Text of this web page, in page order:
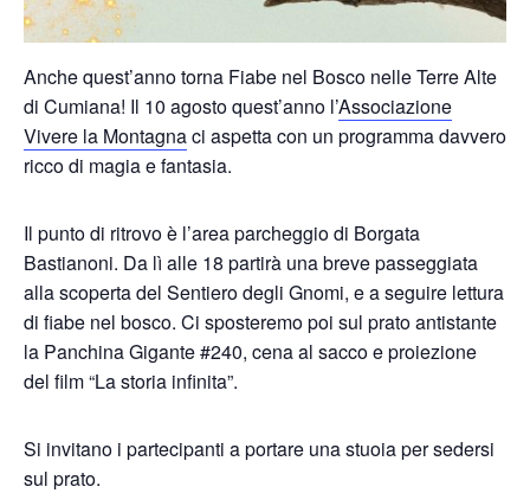
Anche quest’anno torna Fiabe nel Bosco nelle Terre Alte
di Cumiana! Il 10 agosto quest’anno l’Associazione
Vivere la Montagnaci aspetta con un programma davvero
ricco di magia e fantasia.
Il punto di ritrovo è l’area parcheggio di Borgata
Bastianoni. Da lì alle 18 partirà una breve passeggiata
alla scoperta del Sentiero degli Gnomi, e a seguire lettura
di fiabe nel bosco. Ci sposteremo poi sul prato antistante
la Panchina Gigante #240, cena al sacco e proiezione
del film “La storia infinita”.
Si invitano i partecipanti a portare una stuoia per sedersi
sul prato.